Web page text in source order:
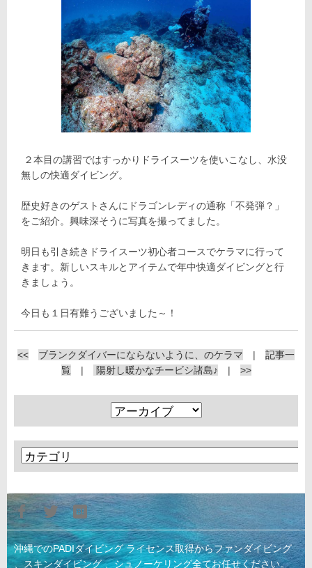
２本目の講習ではすっかりドライスーツを使いこなし、水没
無しの快適ダイビング。
歴史好きのゲストさんにドラゴンレディの通称「不発弾？」
をご紹介。興味深そうに写真を撮ってました。
明日も引き続きドライスーツ初心者コースでケラマに行って
きます。新しいスキルとアイテムで年中快適ダイビングと行
きましょう。
今日も１日有難うございました～！
<< ブランクダイバーにならないように、のケラマ | 記事一
覧| 陽射し暖かなチービシ諸島♪ | >>
沖縄でのPADIダイビング ライセンス取得からファンダイビング
、スキンダイビング 、シュノーケリング全てお任せください。